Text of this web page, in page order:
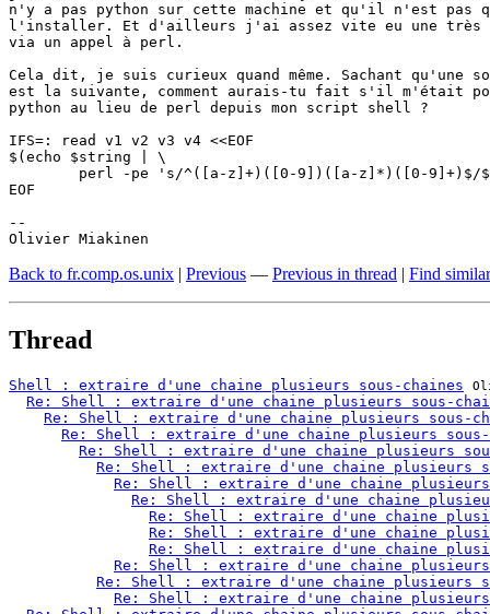
n'y a pas python sur cette machine et qu'il n'est pas
l'installer. Et d'ailleurs j'ai assez vite eu une très
via un appel à perl.
Cela dit, je suis curieux quand même. Sachant qu'une
est la suivante, comment aurais-tu fait s'il m'était
python au lieu de perl depuis mon script shell ?
IFS=: read v1 v2 v3 v4 <<EOF
$(echo $string | \
EOF
--
Olivier Miakinen
Back to fr.comp.os.unix | Previous — Previous in thread | Find similar
Thread
Shell : extraire d'une chaine plusieurs sous-chaines
Re: Shell : extraire d'une chaine plusieurs sous-
Re: Shell : extraire d'une chaine plusieurs sous-
Re: Shell : extraire d'une chaine plusieurs sous-
Re: Shell : extraire d'une chaine plusieurs
Re: Shell : extraire d'une chaine plusieurs
Re: Shell : extraire d'une chaine plusieurs
Re: Shell : extraire d'une chaine
Re: Shell : extraire d'une chaine
Re: Shell : extraire d'une chaine
Re: Shell : extraire d'une chaine
Re: Shell : extraire d'une chaine plusieurs
Re: Shell : extraire d'une chaine plusieurs
Re: Shell : extraire d'une chaine plusieurs